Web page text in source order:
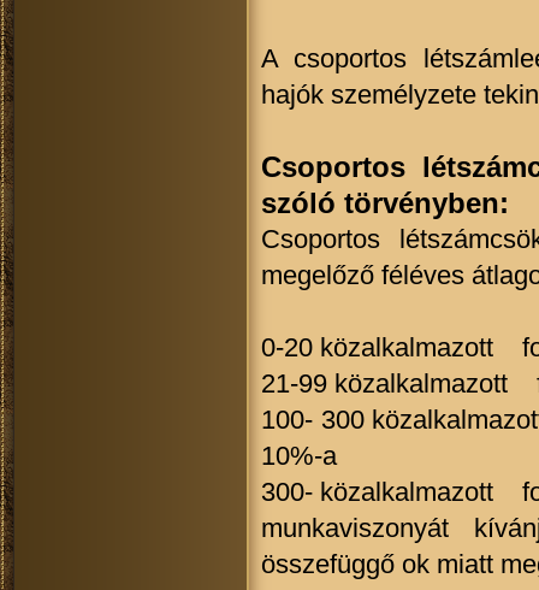
A csoportos
hajók személyzete
Csoportos
szóló törvényben:
Csoportos
megelőző féléves
0-20 közalkalmazott
21-99 közalkalmazott
100- 300
10%-a
300- közalkalmazott
munkaviszonyát
összefüggő ok miatt